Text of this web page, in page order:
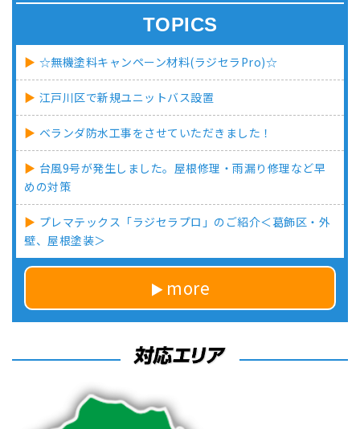
TOPICS
☆無機塗料キャンペーン材料(ラジセラPro)☆
江戸川区で新規ユニットバス設置
ベランダ防水工事をさせていただきました！
台風9号が発生しました。屋根修理・雨漏り修理など早
めの対策
プレマテックス「ラジセラプロ」のご紹介＜葛飾区・外
壁、屋根塗装＞
more